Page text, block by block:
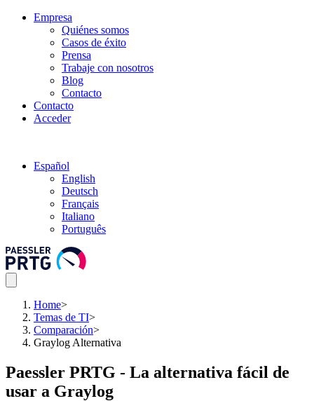
Empresa
Quiénes somos
Casos de éxito
Prensa
Trabaje con nosotros
Blog
Contacto
Contacto
Acceder
Español
English
Deutsch
Français
Italiano
Português
Home>
Temas de TI>
Comparación>
Graylog Alternativa
Paessler PRTG - La alternativa fácil de
usar a Graylog